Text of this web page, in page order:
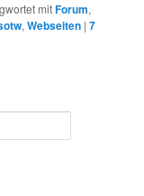
mitForum,
,Webseiten |7